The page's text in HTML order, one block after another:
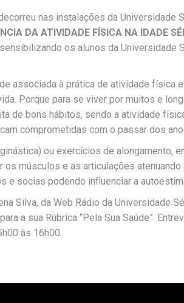
nas instalações da Universidade
DA ATIVIDADE FÍSICA NA IDADE
os alunos da Universidade
associada à prática de atividade física
Porque para se viver por muitos e
de bons hábitos, sendo a atividade
comprometidas com o passar dos
ou exercícios de alongamento,
músculos e as articulações
socias podendo influenciar a
Silva, da Web Rádio da Universidade
a sua Rúbrica “Pela Sua Saúde”.
às 16h00.